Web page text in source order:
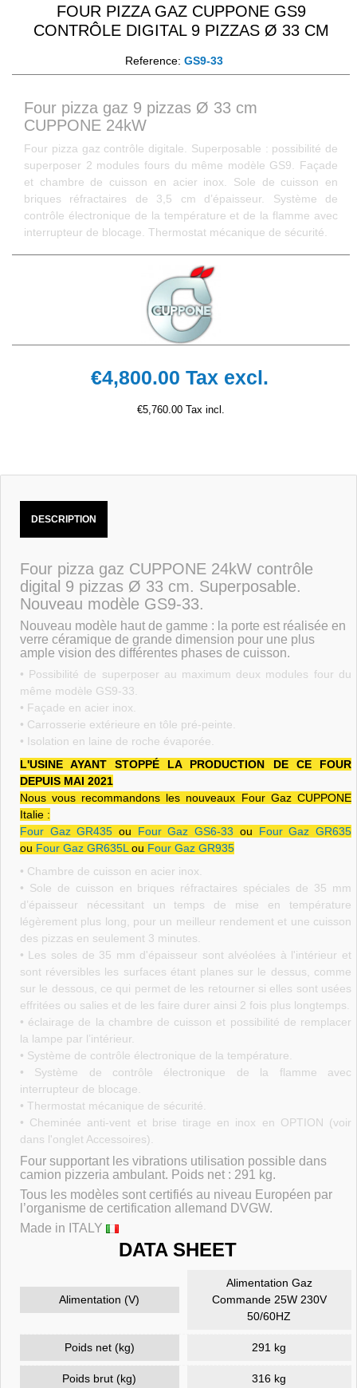
FOUR PIZZA GAZ CUPPONE GS9
CONTRÔLE DIGITAL 9 PIZZAS Ø 33 CM
Reference: GS9-33
Four pizza gaz 9 pizzas Ø 33 cm
CUPPONE 24kW
Four pizza gaz contrôle digitale. Superposable : possibilité de
superposer 2 modules fours du même modèle GS9. Façade
et chambre de cuisson en acier inox. Sole de cuisson en
briques réfractaires de 3,5 cm d’épaisseur. Système de
contrôle électronique de la température et de la flamme avec
interrupteur de blocage. Thermostat mécanique de sécurité.
€4,800.00 Tax excl.
€5,760.00 Tax incl.
DESCRIPTION
Four pizza gaz CUPPONE 24kW contrôle
digital 9 pizzas Ø 33 cm. Superposable.
Nouveau modèle GS9-33.
Nouveau modèle haut de gamme : la porte est réalisée en
verre céramique de grande dimension pour une plus
ample vision des différentes phases de cuisson.
• Possibilité de superposer au maximum deux modules four du
même modèle GS9-33.
• Façade en acier inox.
• Carrosserie extérieure en tôle pré-peinte.
• Isolation en laine de roche évaporée.
L'USINE AYANT STOPPÉ LA PRODUCTION DE CE FOUR
DEPUIS MAI 2021
Nous vous recommandons les nouveaux Four Gaz CUPPONE
Italie :
Four Gaz GR435 ou Four Gaz GS6-33 ou Four Gaz GR635
ou Four Gaz GR635L ou Four Gaz GR935
• Chambre de cuisson en acier inox.
• Sole de cuisson en briques réfractaires spéciales de 35 mm
d’épaisseur nécessitant un temps de mise en température
légèrement plus long, pour un meilleur rendement et une cuisson
des pizzas en seulement 3 minutes.
• Les soles de 35 mm d'épaisseur sont alvéolées à l'intérieur et
sont réversibles les surfaces étant planes sur le dessus, comme
sur le dessous, ce qui permet de les retourner si elles sont usées
effritées ou salies et de les faire durer ainsi 2 fois plus longtemps.
• éclairage de la chambre de cuisson et possibilité de remplacer
la lampe par l’intérieur.
• Système de contrôle électronique de la température.
• Système de contrôle électronique de la flamme avec
interrupteur de blocage.
• Thermostat mécanique de sécurité.
• Cheminée anti-vent et brise tirage en inox en OPTION (voir
dans l'onglet Accessoires).
Four supportant les vibrations utilisation possible dans
camion pizzeria ambulant. Poids net : 291 kg.
Tous les modèles sont certifiés au niveau Européen par
l’organisme de certification allemand DVGW.
Made in ITALY
DATA SHEET
Alimentation (V)
Alimentation Gaz
Commande 25W 230V
50/60HZ
Poids net (kg) 291 kg
Poids brut (kg) 316 kg